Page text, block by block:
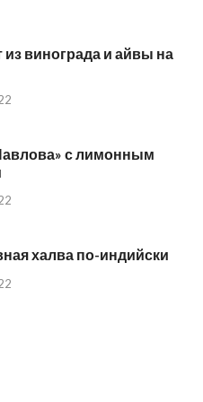
из винограда и айвы на
с лимонным
халва по-индийски